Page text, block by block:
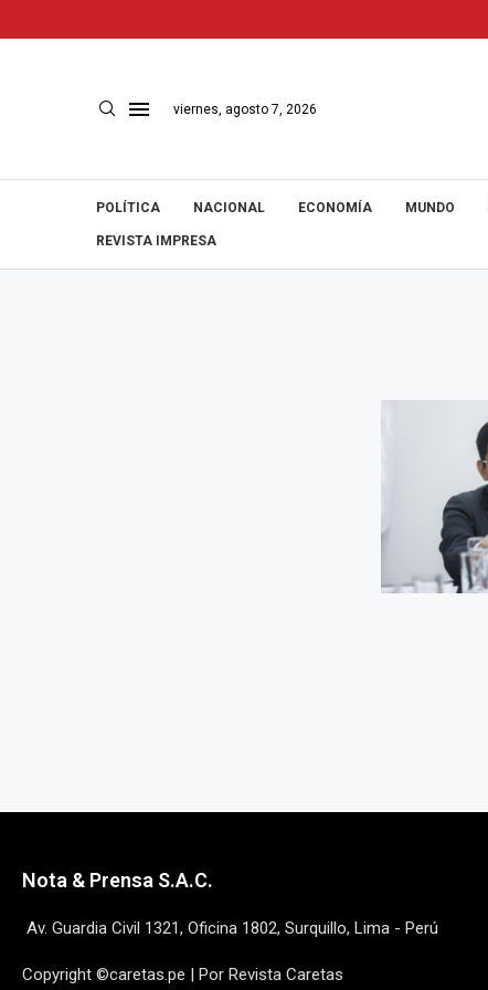
viernes, agosto 7, 2026
POLÍTICA NACIONAL ECONOMÍA MUNDO
REVISTA IMPRESA
Nota & Prensa S.A.C.
Av. Guardia Civil 1321, Oficina 1802, Surquillo, Lima - Perú
Copyright ©caretas.pe | Por Revista Caretas